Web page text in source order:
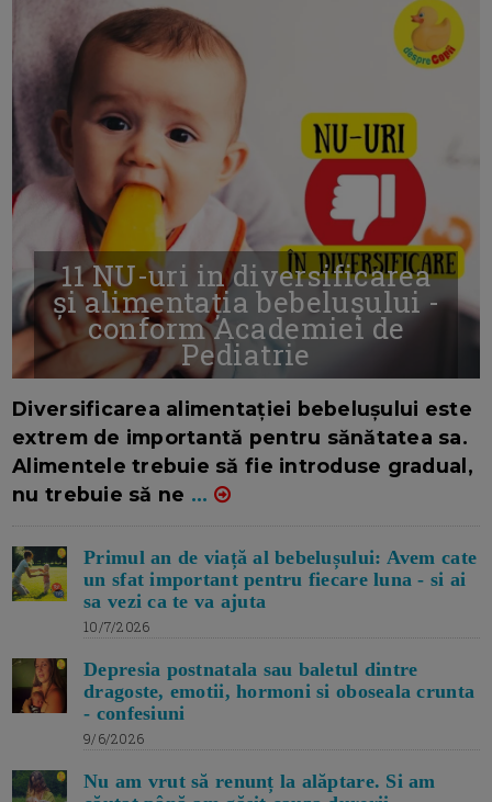
11 NU-uri in diversificarea
și alimentația bebelușului -
conform Academiei de
Pediatrie
Diversificarea alimentației bebelușului este
extrem de importantă pentru sănătatea sa.
Alimentele trebuie să fie introduse gradual,
nu trebuie să ne ...
Primul an de viață al bebelușului: Avem cate
un sfat important pentru fiecare luna - si ai
sa vezi ca te va ajuta
10/7/2026
Depresia postnatala sau baletul dintre
dragoste, emotii, hormoni si oboseala crunta
- confesiuni
9/6/2026
Nu am vrut să renunț la alăptare. Si am